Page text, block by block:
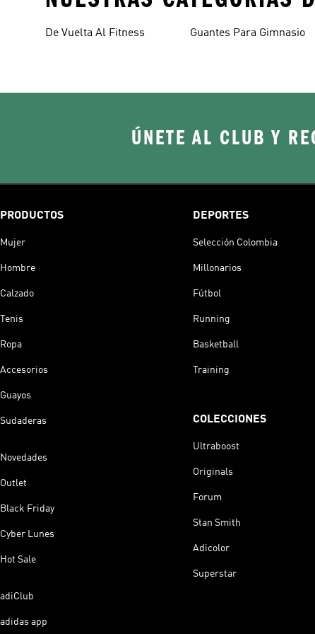
De Vuelta Al Fitness Guantes Para Gimnasio
ÚNETE AL CLUB Y
PRODUCTOS
Mujer
Hombre
Calzado
Tenis
Ropa
Accesorios
Guayos
Sudaderas
Novedades
Outlet
Black Friday
Cyber Lunes
Hot Sale
adiClub
adidas app
DEPORTES
Selección Colombia
Millonarios
Fútbol
Running
Basketball
Training
COLECCIONES
Ultraboost
Originals
Forum
Stan Smith
Adicolor
Superstar